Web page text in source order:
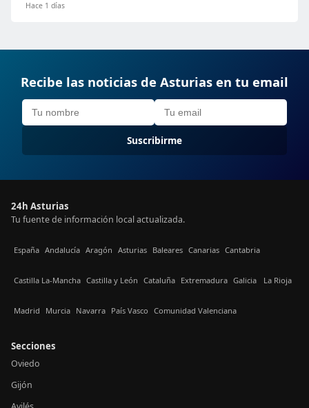
Hace 1 días
Recibe las noticias de Asturias en tu email
Suscribirme
24h Asturias
Tu fuente de información local actualizada.
España Andalucía Aragón Asturias Baleares Canarias Cantabria
Castilla La-Mancha Castilla y León Cataluña Extremadura Galicia La Rioja
Madrid Murcia Navarra País Vasco Comunidad Valenciana
Secciones
Oviedo
Gijón